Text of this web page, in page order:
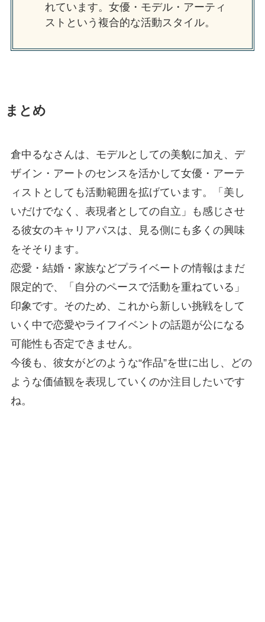
れています。女優・モデル・アーティ
ストという複合的な活動スタイル。
まとめ
倉中るなさんは、モデルとしての美貌に加え、デ
ザイン・アートのセンスを活かして女優・アーテ
ィストとしても活動範囲を拡げています。「美し
いだけでなく、表現者としての自立」も感じさせ
る彼女のキャリアパスは、見る側にも多くの興味
をそそります。
恋愛・結婚・家族などプライベートの情報はまだ
限定的で、「自分のペースで活動を重ねている」
印象です。そのため、これから新しい挑戦をして
いく中で恋愛やライフイベントの話題が公になる
可能性も否定できません。
今後も、彼女がどのような“作品”を世に出し、どの
ような価値観を表現していくのか注目したいです
ね。